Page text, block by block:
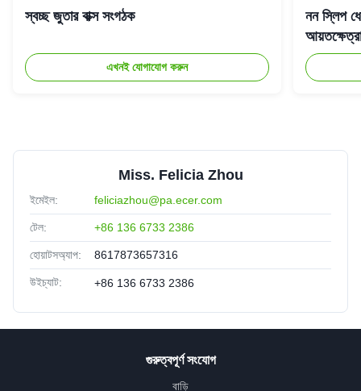
স্বচ্ছ জুতার বাক্স সংগঠক
এখনই যোগাযোগ করুন
নন স্লিপ
Miss. Felicia Zhou
ইমেইল: feliciazhou@pa.ecer.com
টেল: +86 136 6733 2386
হোয়াটসঅ্যাপ: 8617873657316
উইচ্যাট: +86 136 6733 2386
গুরুত্বপূর্ণ সংযোগ
বাড়ি